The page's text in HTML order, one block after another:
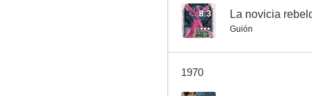
8.3 La novicia
Guión
1970